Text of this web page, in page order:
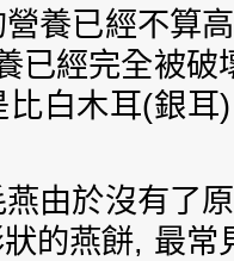
養已經不算
已經完全被
比白木耳(銀
由於沒有了
的燕餅, 最常